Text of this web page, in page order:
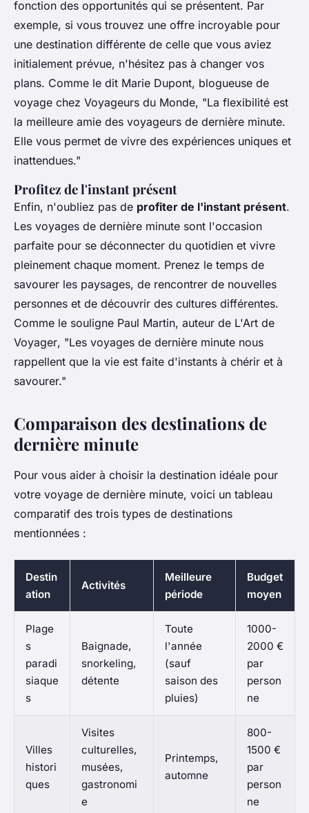
fonction des opportunités qui se présentent. Par
exemple, si vous trouvez une offre incroyable pour
une destination différente de celle que vous aviez
initialement prévue, n'hésitez pas à changer vos
plans. Comme le dit Marie Dupont, blogueuse de
voyage chez Voyageurs du Monde, "La flexibilité est
la meilleure amie des voyageurs de dernière minute.
Elle vous permet de vivre des expériences uniques et
inattendues."
Profitez de l'instant présent
Enfin, n'oubliez pas de profiter de l'instant présent.
Les voyages de dernière minute sont l'occasion
parfaite pour se déconnecter du quotidien et vivre
pleinement chaque moment. Prenez le temps de
savourer les paysages, de rencontrer de nouvelles
personnes et de découvrir des cultures différentes.
Comme le souligne Paul Martin, auteur de L'Art de
Voyager, "Les voyages de dernière minute nous
rappellent que la vie est faite d'instants à chérir et à
savourer."
Comparaison des destinations de
dernière minute
Pour vous aider à choisir la destination idéale pour
votre voyage de dernière minute, voici un tableau
comparatif des trois types de destinations
mentionnées :
Destin
ation
Activités
Meilleure
période
Budget
moyen
Plage
s
paradi
siaque
s
Baignade,
snorkeling,
détente
Toute
l'année
(sauf
saison des
pluies)
1000-
2000 €
par
person
ne
Villes
histori
ques
Visites
culturelles,
musées,
gastronomi
e
Printemps,
automne
800-
1500 €
par
person
ne